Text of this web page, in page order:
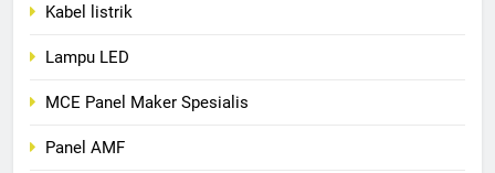
Kabel listrik
Lampu LED
MCE Panel Maker Spesialis
Panel AMF